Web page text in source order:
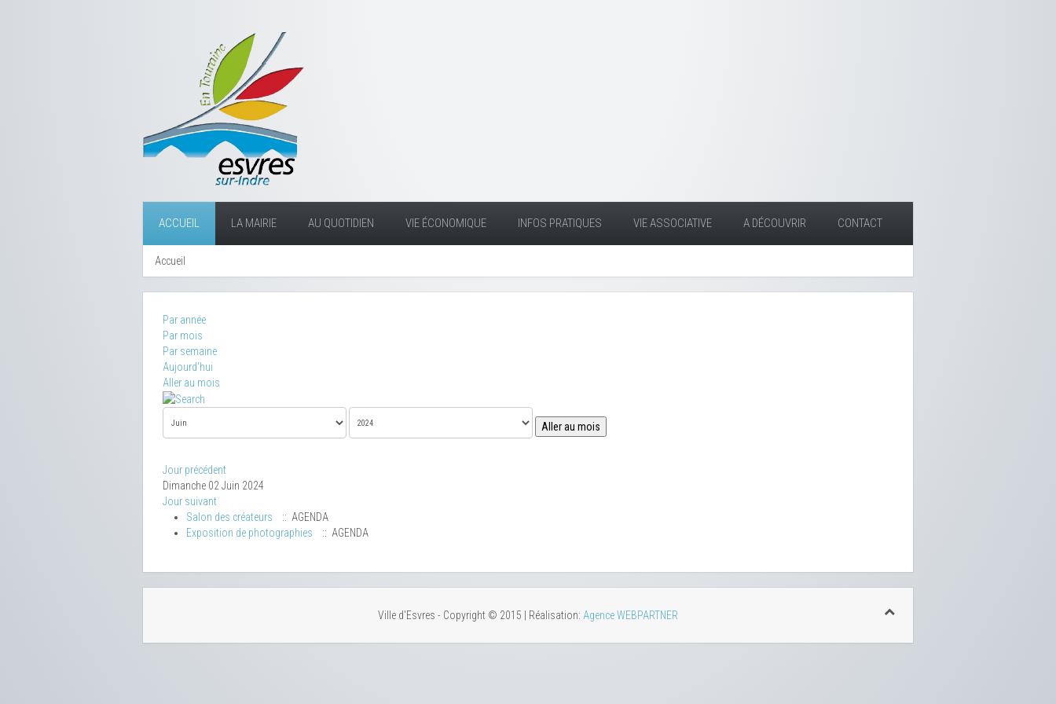
ACCUEIL LA MAIRIE AU QUOTIDIEN VIE ÉCONOMIQUE INFOS PRATIQUES VIE ASSOCIATIVE A DÉCOUVRIR CONTACT
Accueil
Par année
Par mois
Par semaine
Aujourd'hui
Aller au mois
Aller au mois
Jour précédent
Dimanche 02 Juin 2024
Jour suivant
Salon des créateurs
:: AGENDA
Exposition de photographies
:: AGENDA
Ville d'Esvres - Copyright © 2015 | Réalisation: Agence WEBPARTNER